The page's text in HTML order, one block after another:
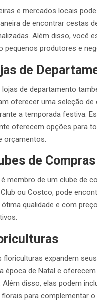
e mercados locais
de encontrar cestas
Além disso, você
pequenos produtores e
de
lojas de departamento
oferecer uma seleção de
a temporada festiva.
oferecem opções para
orçamentos.
de Compras
membro de um clube de
Club ou Costco, pode
ótima qualidade e com
floriculturas expandem
época de Natal e
Além disso, elas podem
para complementar o